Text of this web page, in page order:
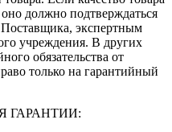
должно подтверждаться
экспертным
учреждения. В других
обязательства от
только на гарантийный
ГАРАНТИИ: